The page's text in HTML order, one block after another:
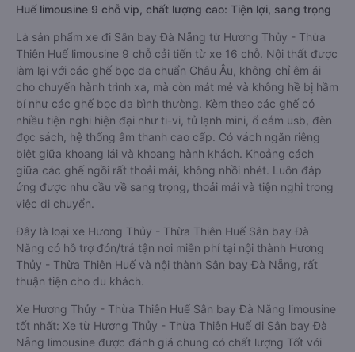
Huế limousine 9 chỗ vip, chất lượng cao: Tiện lợi, sang trọng
Là sản phẩm xe đi Sân bay Đà Nẵng từ Hương Thủy - Thừa
Thiên Huế limousine 9 chỗ cải tiến từ xe 16 chỗ. Nội thất được
làm lại với các ghế bọc da chuẩn Châu Âu, không chỉ êm ái
cho chuyến hành trình xa, mà còn mát mẻ và không hề bị hầm
bí như các ghế bọc da bình thường. Kèm theo các ghế có
nhiều tiện nghi hiện đại như ti-vi, tủ lạnh mini, ổ cắm usb, đèn
đọc sách, hệ thống âm thanh cao cấp. Có vách ngăn riêng
biệt giữa khoang lái và khoang hành khách. Khoảng cách
giữa các ghế ngồi rất thoải mái, không nhồi nhét. Luôn đáp
ứng được nhu cầu về sang trọng, thoải mái và tiện nghi trong
việc di chuyển.
Đây là loại xe Hương Thủy - Thừa Thiên Huế Sân bay Đà
Nẵng có hỗ trợ đón/trả tận nơi miễn phí tại nội thành Hương
Thủy - Thừa Thiên Huế và nội thành Sân bay Đà Nẵng, rất
thuận tiện cho du khách.
Xe Hương Thủy - Thừa Thiên Huế Sân bay Đà Nẵng limousine
tốt nhất: Xe từ Hương Thủy - Thừa Thiên Huế đi Sân bay Đà
Nẵng limousine được đánh giá chung có chất lượng Tốt với